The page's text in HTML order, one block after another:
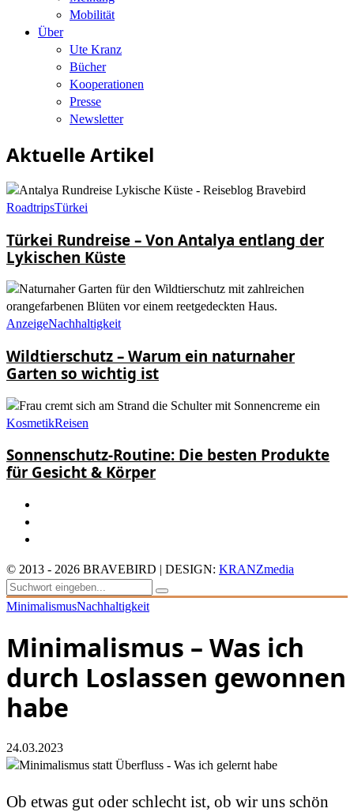
Mobilität
Über
Ute Kranz
Bücher
Kooperationen
Presse
Newsletter
Aktuelle Artikel
RoadtripsTürkei
Türkei Rundreise – Von Antalya entlang der
Lykischen Küste
AnzeigeNachhaltigkeit
Wildtierschutz – Warum ein naturnaher
Garten so wichtig ist
KosmetikReisen
Sonnenschutz-Routine: Die besten Produkte
für Gesicht & Körper
© 2013 - 2026 BRAVEBIRD | DESIGN: KRANZmedia
MinimalismusNachhaltigkeit
Minimalismus – Was ich
durch Loslassen gewonnen
habe
24.03.2023
Ob etwas gut oder schlecht ist, ob wir uns schön